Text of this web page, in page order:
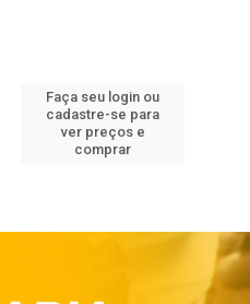
Faça seu login ou
cadastre-se para
ver preços e
comprar